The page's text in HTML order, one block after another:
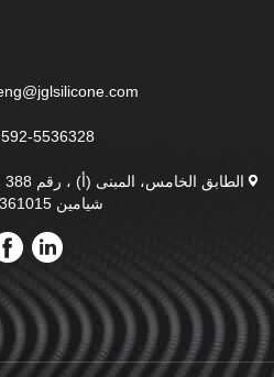
5536328
شيامين 361015 الصين.